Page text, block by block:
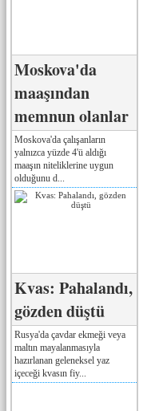
Moskova'da
maaşından
memnun olanlar
Moskova'da çalışanların
yalnızca yüzde 4'ü aldığı
maaşın niteliklerine uygun
olduğunu d...
Kvas: Pahalandı,
gözden düştü
Rusya'da çavdar ekmeği veya
maltın mayalanmasıyla
hazırlanan geleneksel yaz
içeceği kvasın fiy...